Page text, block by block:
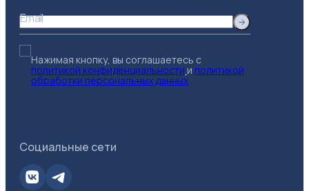
Email
Нажимая кнопку, вы соглашаетесь с
политикой конфиденциальности и политикой
обработки персональных данных
Социальные сети